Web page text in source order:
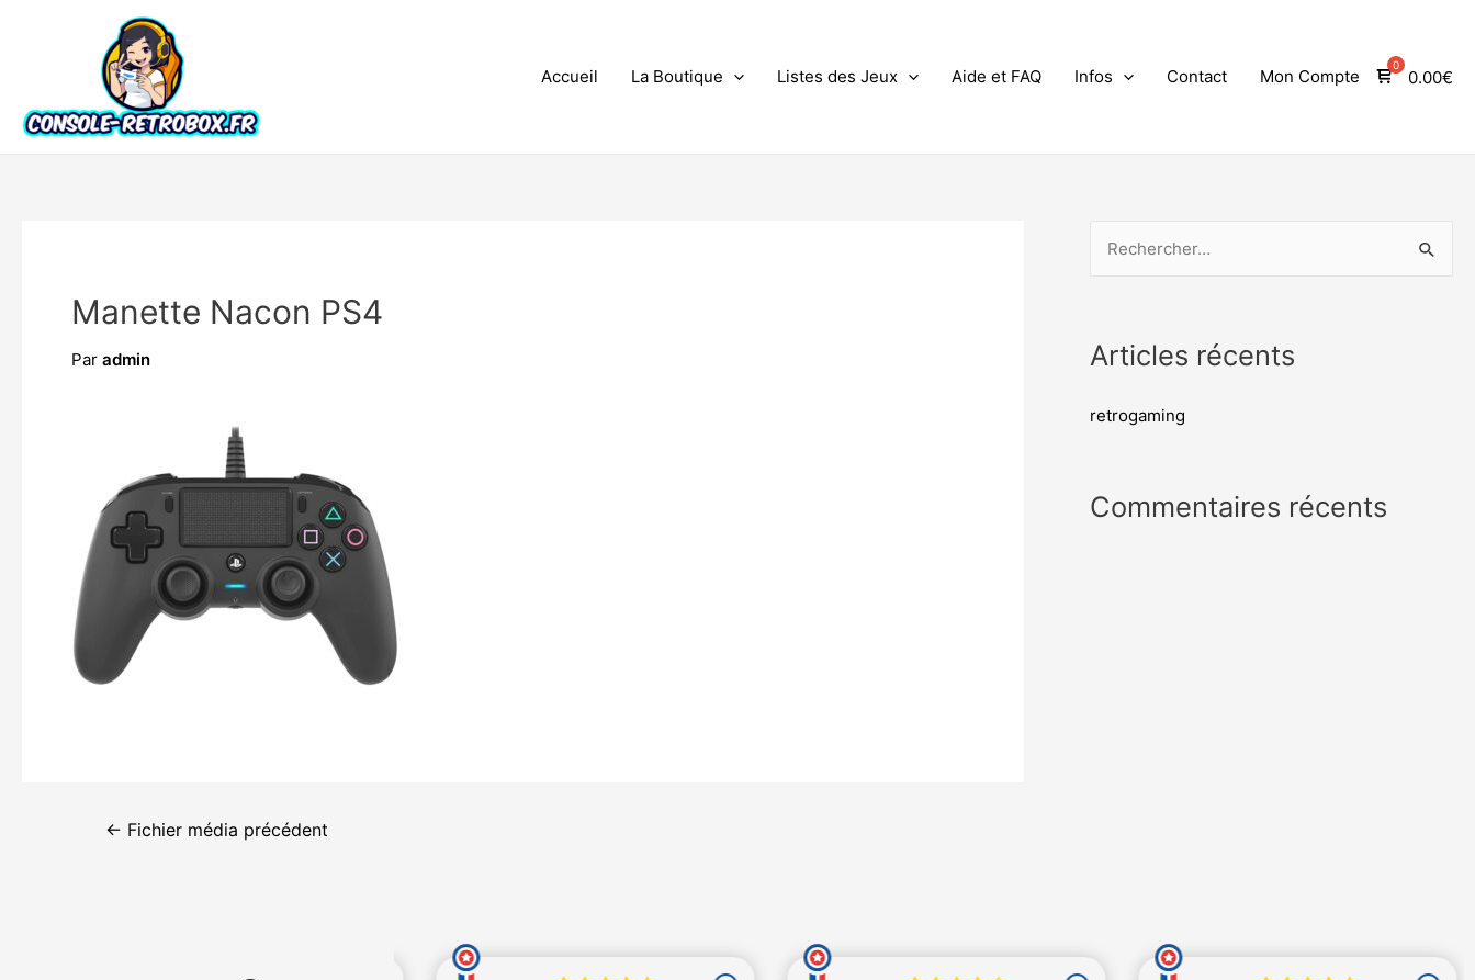
Accueil La Boutique Listes des Jeux Aide et FAQ Infos Contact Mon Compte 0.00€
Manette Nacon PS4
Par admin
← Fichier média précédent
Articles récents
retrogaming
Commentaires récents